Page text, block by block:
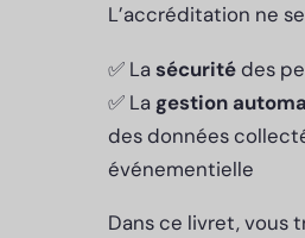
L’accréditation ne
✅ La sécuritédes
✅ La gestion
des données
événementielle
Dans ce livret, vous